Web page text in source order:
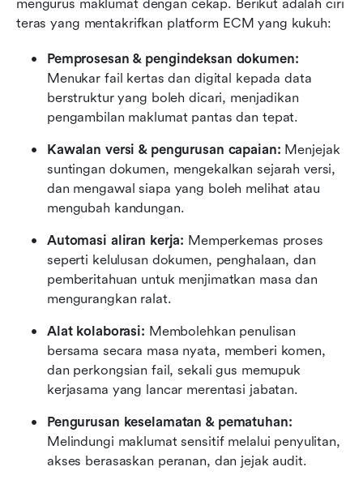
mengurus maklumat dengan cekap. Berikut adalah ciri
teras yang mentakrifkan platform ECM yang kukuh:
Pemprosesan & pengindeksan dokumen:
Menukar fail kertas dan digital kepada data
berstruktur yang boleh dicari, menjadikan
pengambilan maklumat pantas dan tepat.
Kawalan versi & pengurusan capaian: Menjejak
suntingan dokumen, mengekalkan sejarah versi,
dan mengawal siapa yang boleh melihat atau
mengubah kandungan.
Automasi aliran kerja: Memperkemas proses
seperti kelulusan dokumen, penghalaan, dan
pemberitahuan untuk menjimatkan masa dan
mengurangkan ralat.
Alat kolaborasi: Membolehkan penulisan
bersama secara masa nyata, memberi komen,
dan perkongsian fail, sekali gus memupuk
kerjasama yang lancar merentasi jabatan.
Pengurusan keselamatan & pematuhan:
Melindungi maklumat sensitif melalui penyulitan,
akses berasaskan peranan, dan jejak audit.